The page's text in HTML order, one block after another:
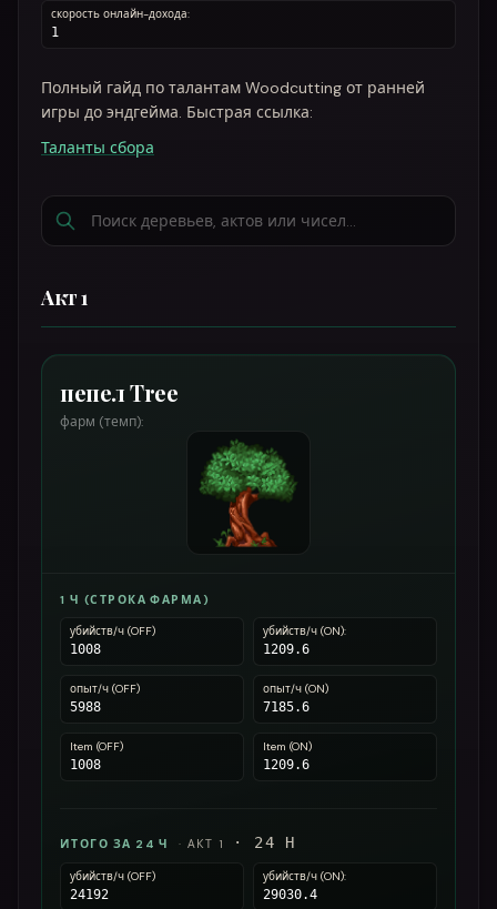
скорость онлайн-дохода:
1
Полный гайд по талантам Woodcutting от ранней
игры до эндгейма. Быстрая ссылка:
Таланты сбора
Акт 1
пепел Tree
фарм (темп):
1 Ч (СТРОКА ФАРМА)
убийств/ч (OFF)
1008
убийств/ч (ON):
1209.6
опыт/ч (OFF)
5988
опыт/ч (ON)
7185.6
Item (OFF)
1008
Item (ON)
1209.6
ИТОГО ЗА 24 Ч · АКТ 1 · 24 H
убийств/ч (OFF)
24192
убийств/ч (ON):
29030.4